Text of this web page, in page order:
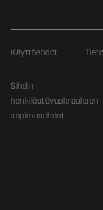
Käyttöehdot
Sihdin
henkilöstövuokrauksen
sopimusehdot